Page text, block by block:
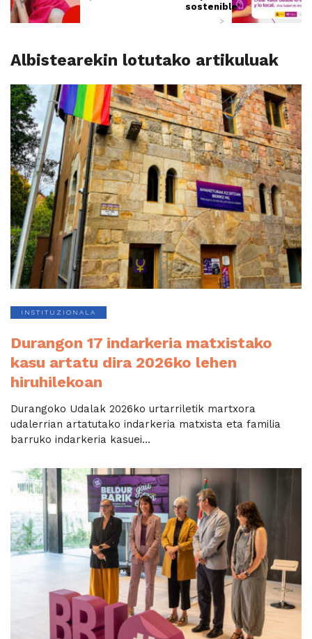
sostenible'
>
Albistearekin lotutako artikuluak
INSTITUZIONALA
Durangon 17 indarkeria matxistako
kasu artatu dira 2026ko lehen
hiruhilekoan
Durangoko Udalak 2026ko urtarriletik martxora
udalerrian artatutako indarkeria matxista eta familia
barruko indarkeria kasuei...